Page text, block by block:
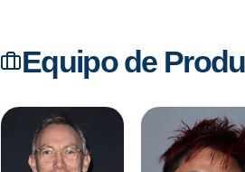
Equipo de